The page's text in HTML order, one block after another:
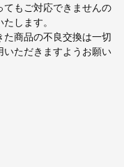
てもご対応できませんの
します。
商品の不良交換は一切
ただきますようお願い